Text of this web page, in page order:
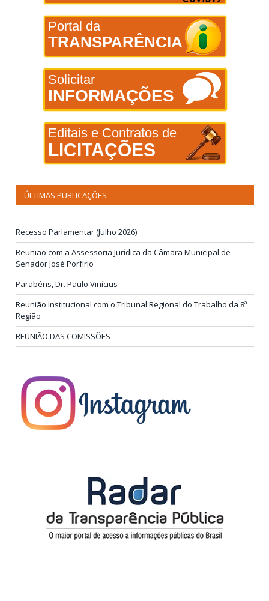
Portal da
TRANSPARÊNCIA
Solicitar
INFORMAÇÕES
Editais e Contratos de
LICITAÇÕES
ÚLTIMAS PUBLICAÇÕES
Recesso Parlamentar (Julho 2026)
Reunião com a Assessoria Jurídica da Câmara Municipal de
Senador José Porfírio
Parabéns, Dr. Paulo Vinícius
Reunião Institucional com o Tribunal Regional do Trabalho da 8ª
Região
REUNIÃO DAS COMISSÕES